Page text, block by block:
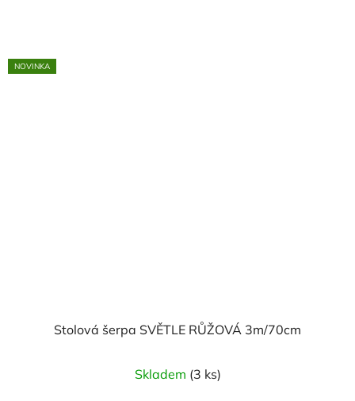
NOVINKA
Stolová šerpa SVĚTLE RŮŽOVÁ 3m/70cm
Skladem (3 ks)